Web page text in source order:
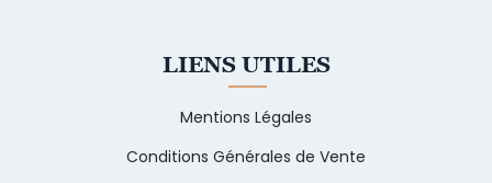
LIENS UTILES
Mentions Légales
Conditions Générales de Vente